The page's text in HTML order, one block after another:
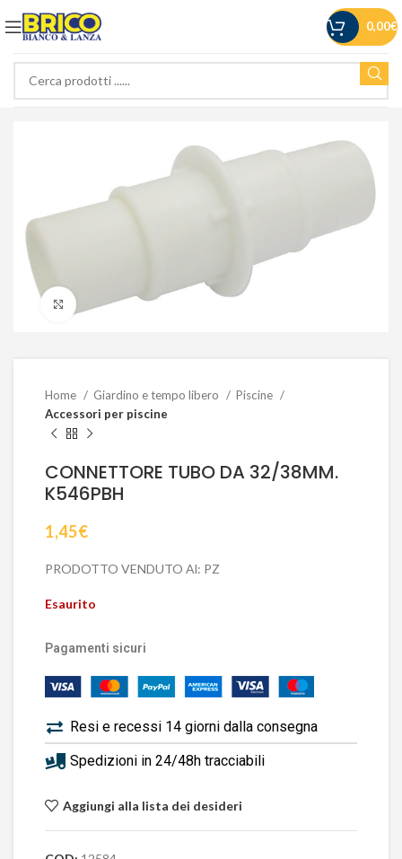
0,00€
Click to enlarge
Home Giardino e tempo libero
Piscine
Accessori per piscine
CONNETTORE TUBO DA 32/38MM.
K546PBH
1,45€
PRODOTTO VENDUTO Al: PZ
Esaurito
Pagamenti sicuri
Resi e recessi 14 giorni dalla consegna
Spedizioni in 24/48h tracciabili
Aggiungi alla lista dei desideri